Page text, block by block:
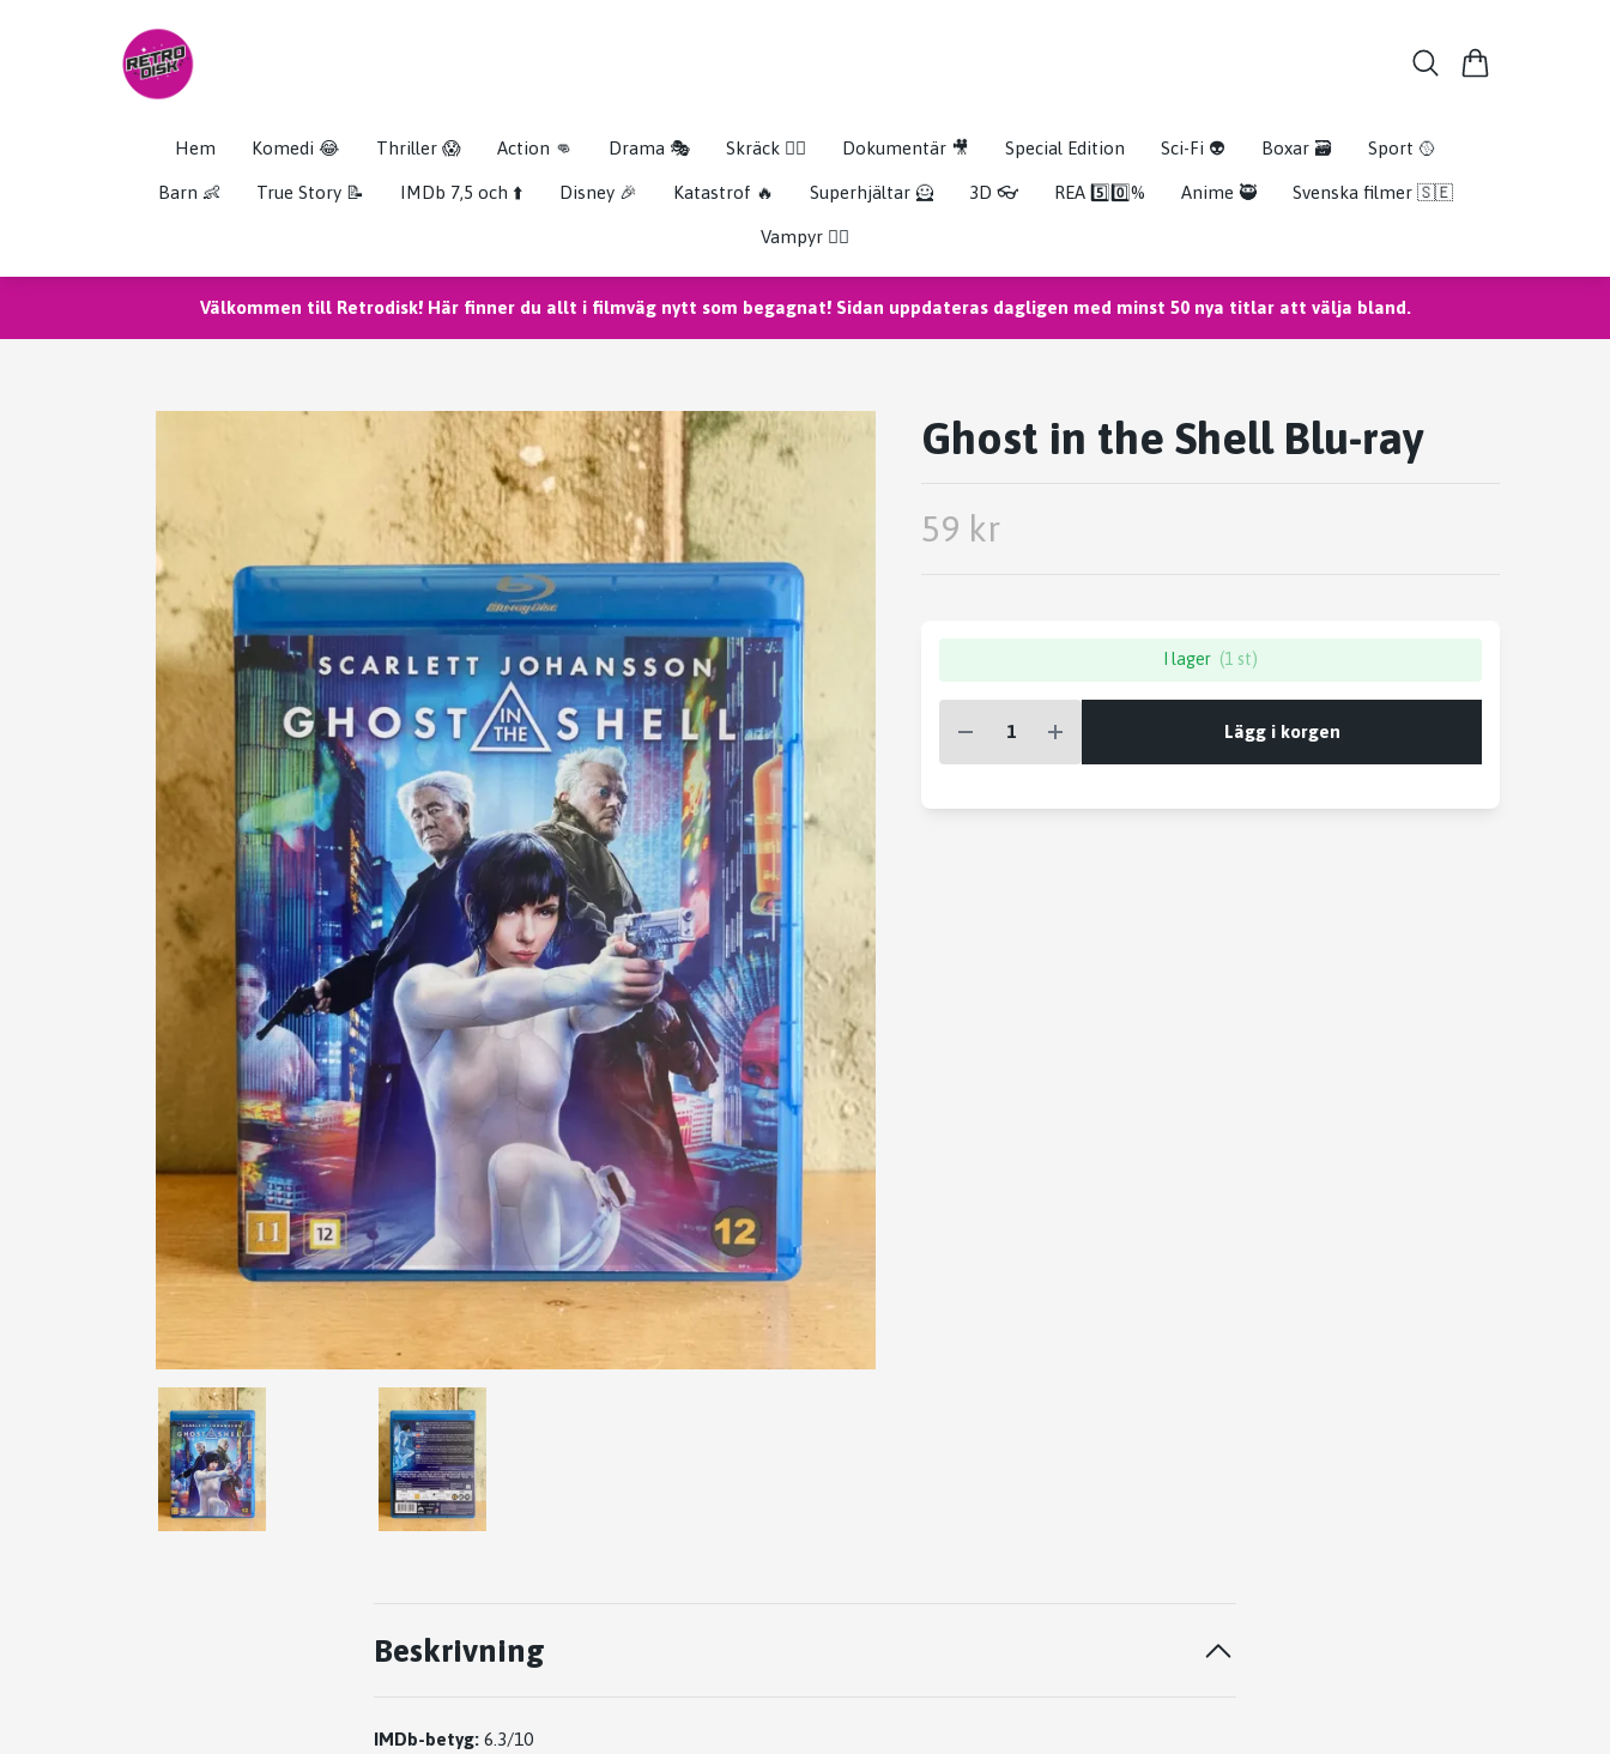
Hem Komedi 😂 Thriller 😱 Action 👊 Drama 🎭 Skräck 🧟‍♂️ Dokumentär 🎥 Special Edition Sci-Fi 👽 Boxar 🗃️ Sport 🥎
Barn 👶 True Story 📝 IMDb 7,5 och ⬆️ Disney 🎉 Katastrof 🔥 Superhjältar 🦸 3D 👓 REA 5️⃣0️⃣% Anime 🥷 Svenska filmer 🇸🇪
Vampyr 🧛‍♀️
Välkommen till Retrodisk! Här finner du allt i filmväg nytt som begagnat! Sidan uppdateras dagligen med minst 50 nya titlar att välja bland.
Ghost in the Shell Blu-ray
59 kr
I lager (1 st)
Lägg i korgen
Beskrivning
IMDb-betyg: 6.3/10